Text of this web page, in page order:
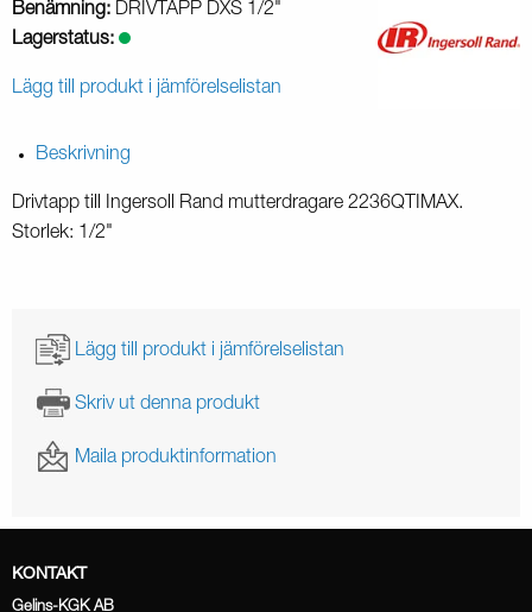
Benämning: DRIVTAPP DXS 1/2"
Lagerstatus:
Lägg till produkt i jämförelselistan
Beskrivning
Drivtapp till Ingersoll Rand mutterdragare 2236QTIMAX.
Storlek: 1/2"
Lägg till produkt i jämförelselistan
Skriv ut denna produkt
Maila produktinformation
KONTAKT
Gelins-KGK AB